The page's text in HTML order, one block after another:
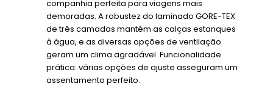
companhia perfeita para viagens mais
demoradas. A robustez do laminado GORE-TEX
de três camadas mantém as calças estanques
à água, e as diversas opções de ventilação
geram um clima agradável. Funcionalidade
prática: várias opções de ajuste asseguram um
assentamento perfeito.